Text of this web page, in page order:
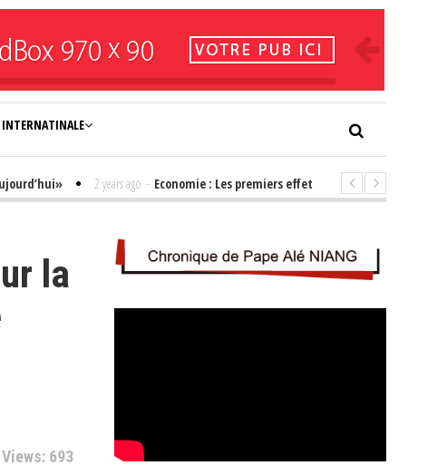
2 years ago - Economie : Les premiers effets positifs de l'élection de
la
Views: 693